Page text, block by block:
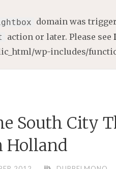
domain was
action or later. Please see
wp-includes/
South City
Holland